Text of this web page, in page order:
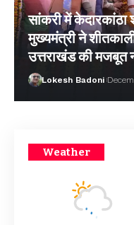
सांकरी में केदारकांठा
मुख्यमंत्री ने
उत्तराखंड की मजबूत
Lokesh Badoni
Weather